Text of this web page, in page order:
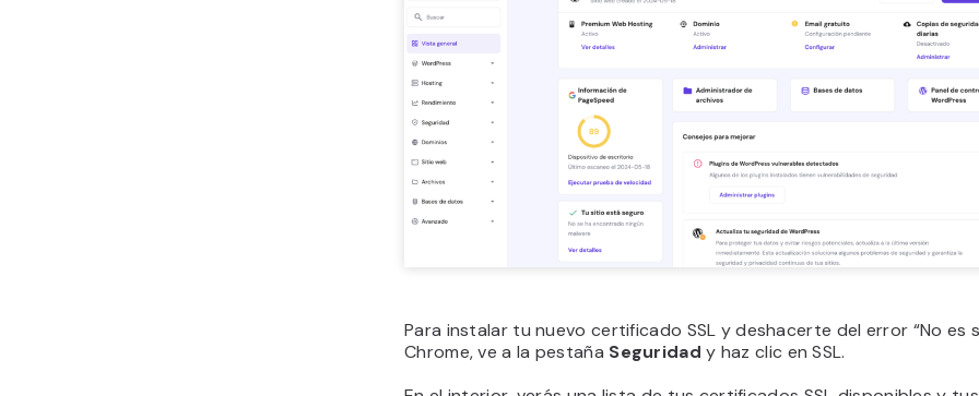
Para instalar tu nuevo certificado SSL y deshacerte del error “No es
Chrome, ve a la pestaña Seguridady haz clic en SSL.